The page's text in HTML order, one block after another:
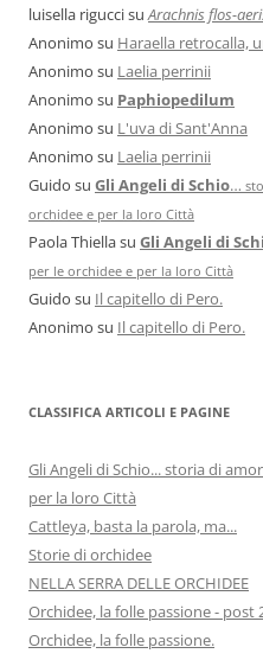
luisella riguccisu Arachnis flos-
Anonimo su Haraella retrocalla,
Anonimo su Laelia perrinii
Anonimo su Paphiopedilum
Anonimo su L'uva di Sant'Anna
Anonimo su Laelia perrinii
Guido su Gli Angeli di Schio…
orchidee e per la loro Città
Paola Thiellasu Gli Angeli di
per le orchidee e per la loro Città
Guido su Il capitello di Pero.
Anonimo su Il capitello di Pero.
CLASSIFICA ARTICOLI E PAGINE
Gli Angeli di Schio... storia di
per la loro Città
Cattleya, basta la parola, ma...
Storie di orchidee
NELLA SERRA DELLE ORCHIDEE
Orchidee, la folle passione - post
Orchidee, la folle passione.